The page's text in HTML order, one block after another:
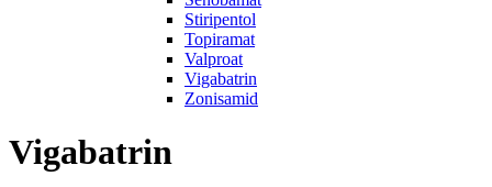
Stiripentol
Topiramat
Valproat
Vigabatrin
Zonisamid
Vigabatrin